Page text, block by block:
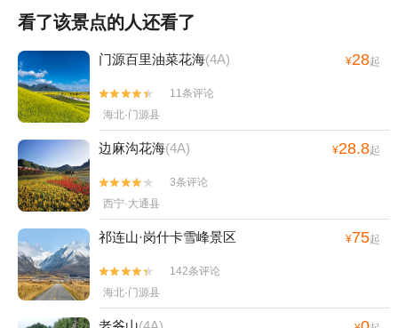
看了该景点的人还看了
门源百里油菜花海(4A) ¥28起


11条评论
海北·门源县
边麻沟花海(4A) ¥28.8起


3条评论
西宁·大通县
祁连山·岗什卡雪峰景区 ¥75起


142条评论
海北·门源县